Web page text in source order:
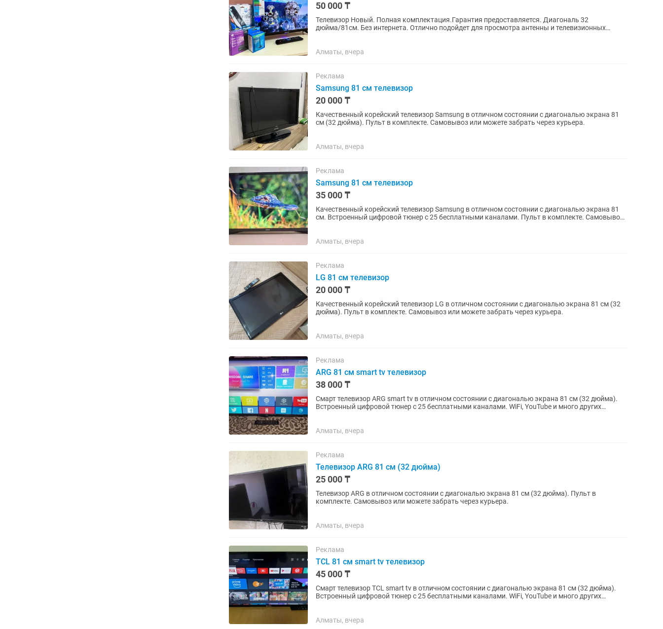
50 000 ₸
Телевизор Новый. Полная комплектация.Гарантия предоставляется. Диагональ 32
дюйма/81см. Без интернета. Отлично подойдет для просмотра антенны и телевизионных
Алматы, вчера
Реклама
Samsung 81 см телевизор
20 000 ₸
Качественный корейский телевизор Samsung в отличном состоянии с диагональю экрана 81
см (32 дюйма). Пульт в комплекте. Самовывоз или можете забрать через курьера.
Алматы, вчера
Реклама
Samsung 81 см телевизор
35 000 ₸
Качественный корейский телевизор Samsung в отличном состоянии с диагональю экрана 81
см. Встроенный цифровой тюнер с 25 бесплатными каналами. Пульт в комплекте. Самовывоз
Алматы, вчера
Реклама
LG 81 см телевизор
20 000 ₸
Качественный корейский телевизор LG в отличном состоянии с диагональю экрана 81 см (32
дюйма). Пульт в комплекте. Самовывоз или можете забрать через курьера.
Алматы, вчера
Реклама
ARG 81 см smart tv телевизор
38 000 ₸
Смарт телевизор ARG smart tv в отличном состоянии с диагональю экрана 81 см (32 дюйма).
Встроенный цифровой тюнер с 25 бесплатными каналами. WiFi, YouTube и много других
Алматы, вчера
Реклама
Телевизор ARG 81 см (32 дюйма)
25 000 ₸
Телевизор ARG в отличном состоянии с диагональю экрана 81 см (32 дюйма). Пульт в
комплекте. Самовывоз или можете забрать через курьера.
Алматы, вчера
Реклама
TCL 81 см smart tv телевизор
45 000 ₸
Смарт телевизор TCL smart tv в отличном состоянии с диагональю экрана 81 см (32 дюйма).
Встроенный цифровой тюнер с 25 бесплатными каналами. WiFi, YouTube и много других
Алматы, вчера